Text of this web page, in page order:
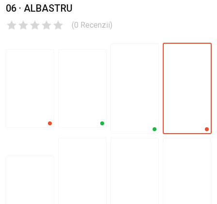
06 · ALBASTRU
(0 Recenzii)